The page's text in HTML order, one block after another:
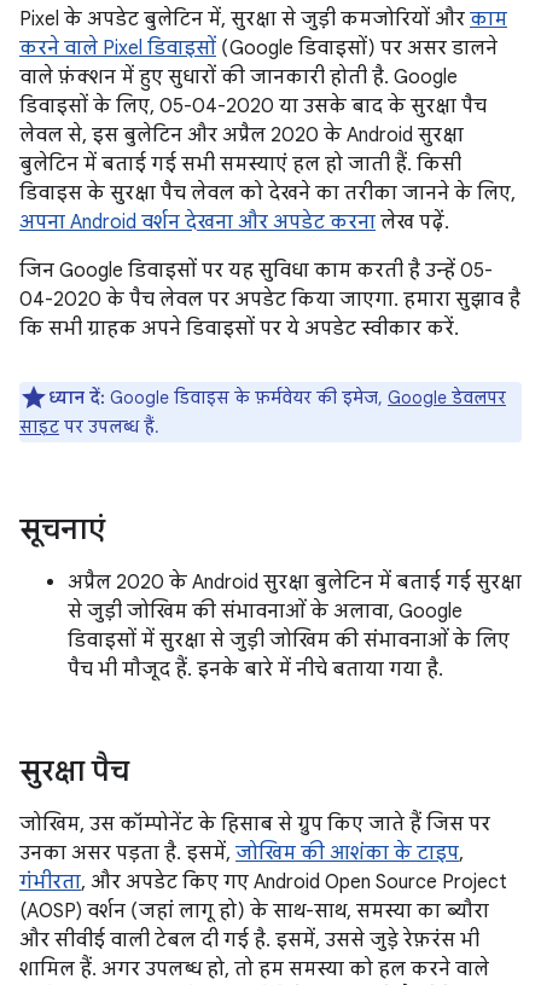
Pixel के अपडेट बुलेटिन में, सुरक्षा से जुड़ी कमजोरियों और काम
करने वाले Pixel डिवाइसों (Google डिवाइसों) पर असर डालने
वाले फ़ंक्शन में हुए सुधारों की जानकारी होती है. Google
डिवाइसों के लिए, 05-04-2020 या उसके बाद के सुरक्षा पैच
लेवल से, इस बुलेटिन और अप्रैल 2020 के Android सुरक्षा
बुलेटिन में बताई गई सभी समस्याएं हल हो जाती हैं. किसी
डिवाइस के सुरक्षा पैच लेवल को देखने का तरीका जानने के लिए,
अपना Android वर्शन देखना और अपडेट करना लेख पढ़ें.
जिन Google डिवाइसों पर यह सुविधा काम करती है उन्हें 05-
04-2020 के पैच लेवल पर अपडेट किया जाएगा. हमारा सुझाव है
कि सभी ग्राहक अपने डिवाइसों पर ये अपडेट स्वीकार करें.
ध्यान दें: Google डिवाइस के फ़र्मवेयर की इमेज, Google डेवलपर
साइट पर उपलब्ध हैं.
सूचनाएं
अप्रैल 2020 के Android सुरक्षा बुलेटिन में बताई गई सुरक्षा
से जुड़ी जोखिम की संभावनाओं के अलावा, Google
डिवाइसों में सुरक्षा से जुड़ी जोखिम की संभावनाओं के लिए
पैच भी मौजूद हैं. इनके बारे में नीचे बताया गया है.
सुरक्षा पैच
जोखिम, उस कॉम्पोनेंट के हिसाब से ग्रुप किए जाते हैं जिस पर
उनका असर पड़ता है. इसमें, जोखिम की आशंका के टाइप,
गंभीरता, और अपडेट किए गए Android Open Source Project
(AOSP) वर्शन (जहां लागू हो) के साथ-साथ, समस्या का ब्यौरा
और सीवीई वाली टेबल दी गई है. इसमें, उससे जुड़े रेफ़रंस भी
शामिल हैं. अगर उपलब्ध हो, तो हम समस्या को हल करने वाले